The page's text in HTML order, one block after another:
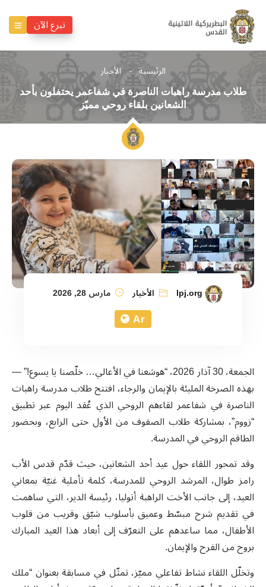
تبرع الآن
الرئيسية الأخبار
طلاب مدرسة راهبات الناصرة في شفاعمر يحتفلون بأحد
الشعانين بلقاء روحي مميّز
lpj.org الأخبار مارس 28, 2026
Ar
الجمعة، 30 آذار 2026، “هوشعنا في الأعالي… خلّصنا يا يسوع!” —
بهذه الصرخة المليئة بالإيمان والرجاء، افتتح طلاب مدرسة راهبات
الناصرة في شفاعمر لقاءهم الروحي الذي عُقد اليوم عبر تطبيق
“زووم”، بمشاركة طلاب الصفوف من الأول حتى الرابع، وبحضور
الطاقم الروحي في المدرسة.
وقد تمحور اللقاء حول عيد أحد الشعانين، حيث قدّم قدس الأب
رامز طوال، المرشد الروحي للمدرسة، كلمة تأملية غنيّة بمعاني
العيد، إلى جانب الأخت الراهبة أتوليا، رئيسة الدير، التي ساهمت
في تقديم شرح مبسّط وعميق بأسلوب شيّق وقريب من قلوب
الأطفال، مما ساعدهم على التعرّف إلى أبعاد هذا العيد المبارك
بروح من الفرح والإيمان.
وتخلّل اللقاء نشاط تفاعلي مميّز، تمثّل في مسابقة بعنوان “ملك